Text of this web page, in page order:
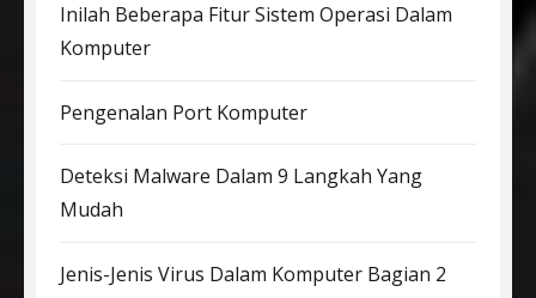
Inilah Beberapa Fitur Sistem Operasi Dalam
Komputer
Pengenalan Port Komputer
Deteksi Malware Dalam 9 Langkah Yang
Mudah
Jenis-Jenis Virus Dalam Komputer Bagian 2